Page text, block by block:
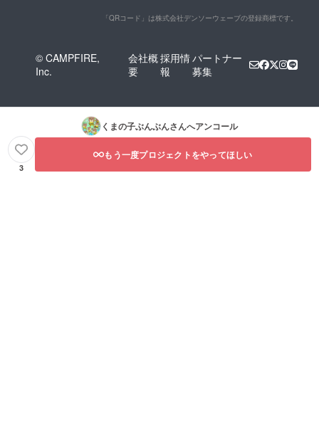
「QRコード」は株式会社デンソーウェーブの登録商標です。
© CAMPFIRE,
Inc.
会社概
要
採用情
報
パートナー
募集
くまの子ぶんぶんさんへアンコール
3
もう一度プロジェクトをやってほしい